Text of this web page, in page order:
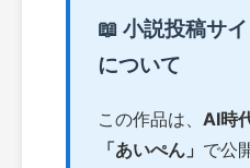
📖 小説投稿サ
について
この作品は、 AI時
「あいぺん」 で公